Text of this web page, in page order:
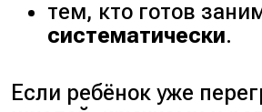
тем, кто готов
систематически.
Если ребёнок уже